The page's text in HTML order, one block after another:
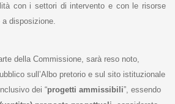
con i settori di intervento e con le risorse
disposizione.
della Commissione, sarà reso noto,
sull’Albo pretorio e sul sito istituzionale
dei “progetti ammissibili”, essendo